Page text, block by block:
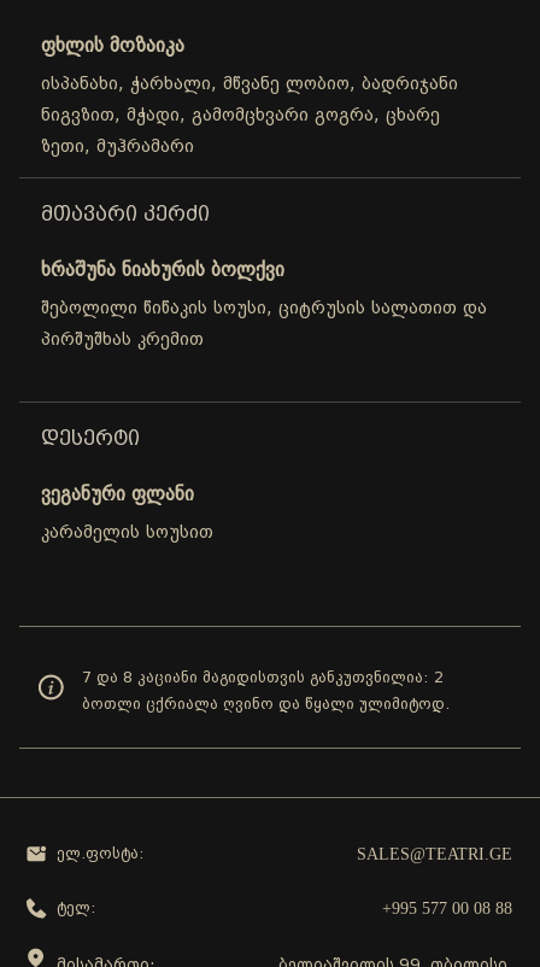
ფხლის მოზაიკა
ისპანახი, ჭარხალი, მწვანე ლობიო, ბადრიჯანი
ნიგვზით, მჭადი, გამომცხვარი გოგრა, ცხარე
ზეთი, მუჰრამარი
ᲛᲗᲐᲕᲐᲠᲘ ᲙᲔᲠᲫᲘ
ხრაშუნა ნიახურის ბოლქვი
შებოლილი წიწაკის სოუსი, ციტრუსის სალათით და
პირშუშხას კრემით
ᲓᲔᲡᲔᲠᲢᲘ
ვეგანური ფლანი
კარამელის სოუსით
7 და 8 კაციანი მაგიდისთვის განკუთვნილია: 2
ბოთლი ცქრიალა ღვინო და წყალი ულიმიტოდ.
ელ.ფოსტა: SALES@TEATRI.GE
ტელ: +995 577 00 08 88